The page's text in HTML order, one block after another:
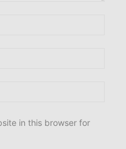
in this browser for